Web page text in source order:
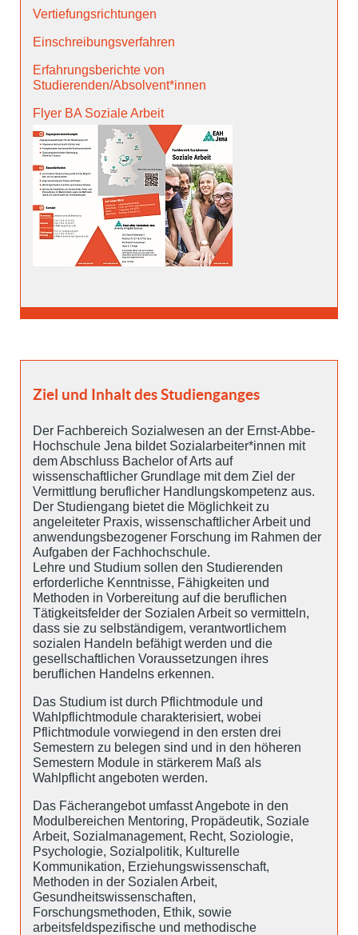
Vertiefungsrichtungen
Einschreibungsverfahren
Erfahrungsberichte von
Studierenden/Absolvent*innen
Flyer BA Soziale Arbeit
Ziel und Inhalt des Studienganges
Der Fachbereich Sozialwesen an der Ernst-Abbe-
Hochschule Jena bildet Sozialarbeiter*innen mit
dem Abschluss Bachelor of Arts auf
wissenschaftlicher Grundlage mit dem Ziel der
Vermittlung beruflicher Handlungskompetenz aus.
Der Studiengang bietet die Möglichkeit zu
angeleiteter Praxis, wissenschaftlicher Arbeit und
anwendungsbezogener Forschung im Rahmen der
Aufgaben der Fachhochschule.
Lehre und Studium sollen den Studierenden
erforderliche Kenntnisse, Fähigkeiten und
Methoden in Vorbereitung auf die beruflichen
Tätigkeitsfelder der Sozialen Arbeit so vermitteln,
dass sie zu selbständigem, verantwortlichem
sozialen Handeln befähigt werden und die
gesellschaftlichen Voraussetzungen ihres
beruflichen Handelns erkennen.
Das Studium ist durch Pflichtmodule und
Wahlpflichtmodule charakterisiert, wobei
Pflichtmodule vorwiegend in den ersten drei
Semestern zu belegen sind und in den höheren
Semestern Module in stärkerem Maß als
Wahlpflicht angeboten werden.
Das Fächerangebot umfasst Angebote in den
Modulbereichen Mentoring, Propädeutik, Soziale
Arbeit, Sozialmanagement, Recht, Soziologie,
Psychologie, Sozialpolitik, Kulturelle
Kommunikation, Erziehungswissenschaft,
Methoden in der Sozialen Arbeit,
Gesundheitswissenschaften,
Forschungsmethoden, Ethik, sowie
arbeitsfeldspezifische und methodische